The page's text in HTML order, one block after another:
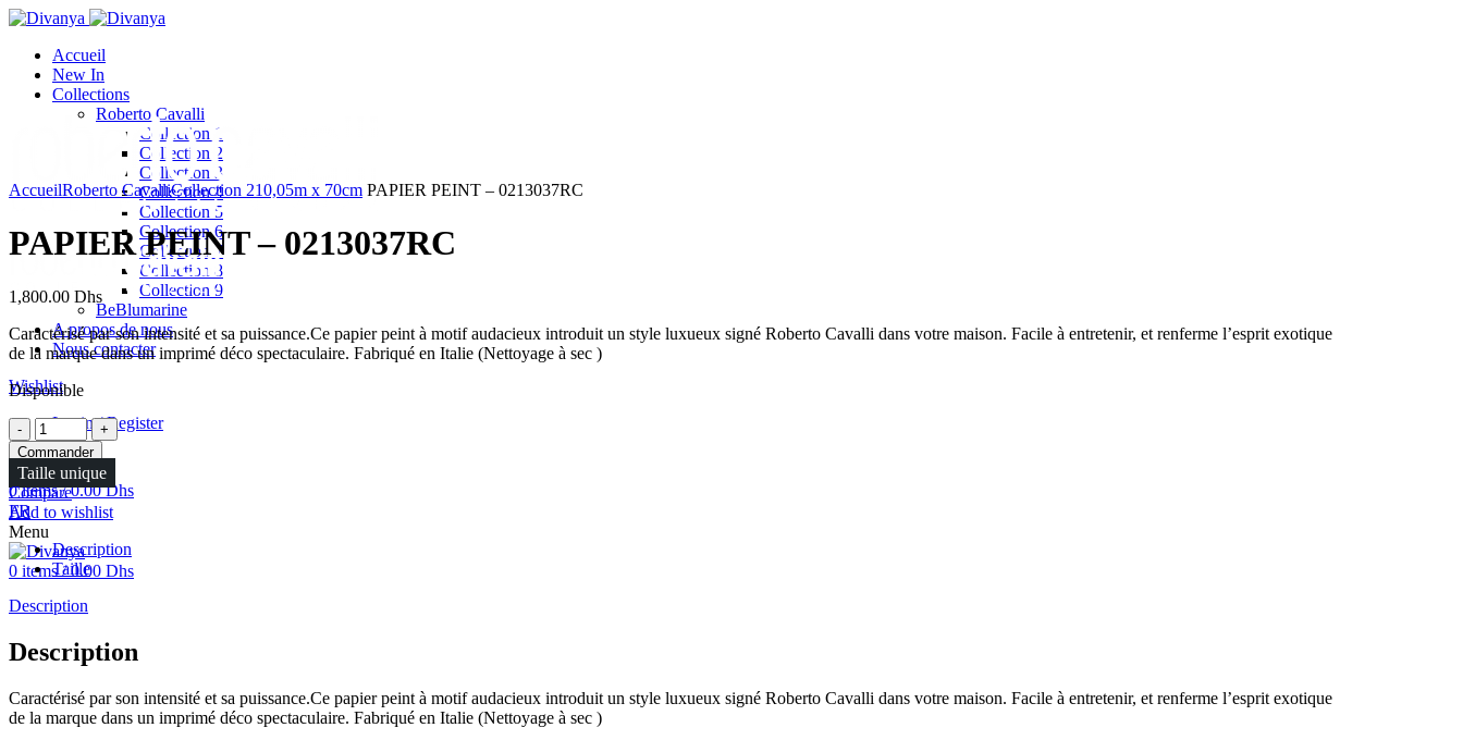
Accueil
New In
Collections
Roberto Cavalli
Collection 1
Collection 2
Collection 3
Collection 4
Collection 5
Collection 6
Collection 7
Collection 8
Collection 9
BeBlumarine
A propos de nous
Nous contacter
Wishlist
Login / Register
0items / 0.00Dhs
FR
Menu
0 items / 0.00 Dhs
AccueilRoberto CavalliCollection 210,05m x 70cm PAPIER PEINT – 0213037RC
PAPIER PEINT – 0213037RC
1,800.00 Dhs
Caractérisé par son intensité et sa puissance.Ce papier peint à motif audacieux introduit un style luxueux signé Roberto Cavalli dans votre maison. Facile à entretenir, et renferme l’esprit exotique
de la marque dans un imprimé déco spectaculaire. Fabriqué en Italie (Nettoyage à sec )
Disponible
Quantité
Commander
Taille unique
Compare
Add to wishlist
Description
Taille
Description
Description
Caractérisé par son intensité et sa puissance.Ce papier peint à motif audacieux introduit un style luxueux signé Roberto Cavalli dans votre maison. Facile à entretenir, et renferme l’esprit exotique
de la marque dans un imprimé déco spectaculaire. Fabriqué en Italie (Nettoyage à sec )